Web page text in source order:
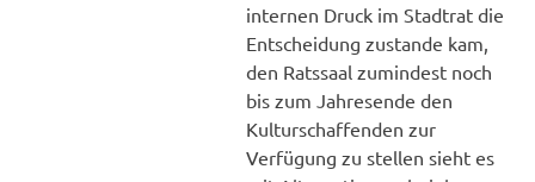
internen Druck im Stadtrat die
Entscheidung zustande kam,
den Ratssaal zumindest noch
bis zum Jahresende den
Kulturschaffenden zur
Verfügung zu stellen sieht es